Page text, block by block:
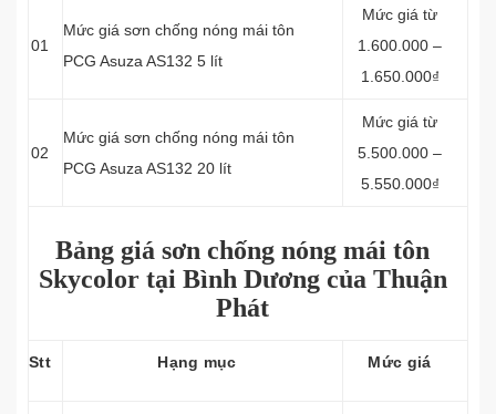
01
Mức giá sơn chống nóng mái tôn
PCG Asuza AS132 5 lít
Mức giá từ
1.600.000 –
1.650.000₫
02
Mức giá sơn chống nóng mái tôn
PCG Asuza AS132 20 lít
Mức giá từ
5.500.000 –
5.550.000₫
Bảng giá sơn chống nóng mái tôn
Skycolor tại Bình Dương của Thuận
Phát
Stt Hạng mục Mức giá